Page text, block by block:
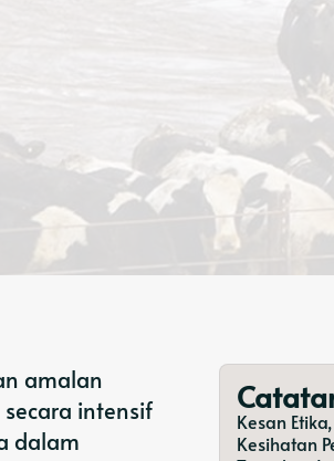
amalan
intensif
dalam
Kesan
Kesihatan